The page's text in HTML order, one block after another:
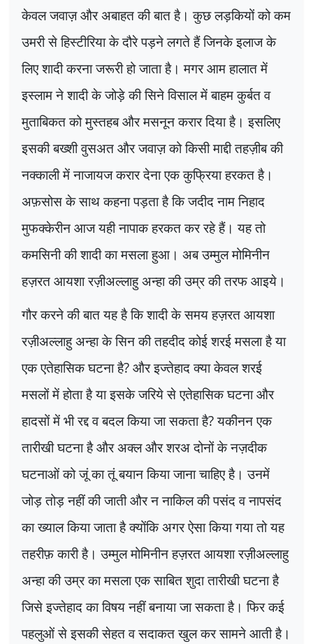
केवल जवाज़ और अबाहत की बात है। कुछ लड़कियों को कम
उमरी से हिस्टीरिया के दौरे पड़ने लगते हैं जिनके इलाज के
लिए शादी करना जरूरी हो जाता है। मगर आम हालात में
इस्लाम ने शादी के जोड़े की सिने विसाल में बाहम कुर्बत व
मुताबिकत को मुस्तहब और मसनून करार दिया है। इसलिए
इसकी बख्शी वुसअत और जवाज़ को किसी माद्दी तहज़ीब की
नक्काली में नाजायज करार देना एक कुफ्रिया हरकत है।
अफ़सोस के साथ कहना पड़ता है कि जदीद नाम निहाद
मुफक्केरीन आज यही नापाक हरकत कर रहे हैं। यह तो
कमसिनी की शादी का मसला हुआ। अब उम्मुल मोमिनीन
हज़रत आयशा रज़ीअल्लाहु अन्हा की उम्र की तरफ आइये।
गौर करने की बात यह है कि शादी के समय हज़रत आयशा
रज़ीअल्लाहु अन्हा के सिन की तहदीद कोई शरई मसला है या
एक एतेहासिक घटना है?और इज्तेहाद क्या केवल शरई
मसलों में होता है या इसके जरिये से एतेहासिक घटना और
हादसों में भी रद्द व बदल किया जा सकता है?यकीनन एक
तारीखी घटना है और अक्ल और शरअ दोनों के नज़दीक
घटनाओं को जूं का तूं बयान किया जाना चाहिए है। उनमें
जोड़ तोड़ नहीं की जाती और न नाकिल की पसंद व नापसंद
का ख्याल किया जाता है क्योंकि अगर ऐसा किया गया तो यह
तहरीफ़ कारी है। उम्मुल मोमिनीन हज़रत आयशा रज़ीअल्लाहु
अन्हा की उम्र का मसला एक साबित शुदा तारीखी घटना है
जिसे इज्तेहाद का विषय नहीं बनाया जा सकता है। फिर कई
पहलुओं से इसकी सेहत व सदाकत खुल कर सामने आती है।